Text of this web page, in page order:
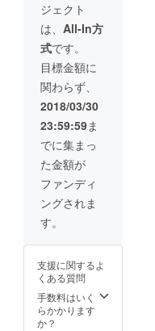
※小学生
以下は
入場無
料。 ※
当日は
リター
ン支援
確認
メール
をお見
せくだ
さい。
※設営は
５月３
日、お
とぎ町
月４日
すが、
参加出
来なく
ても構
ジェクト
は、 All-In方
式です。
目標金額に
関わらず、
2018/03/30
23:59:59ま
でに集まっ
た金額が
ファンディ
ングされま
す。
支援に関するよ
くある質問
手数料はいく
らかかります
か？